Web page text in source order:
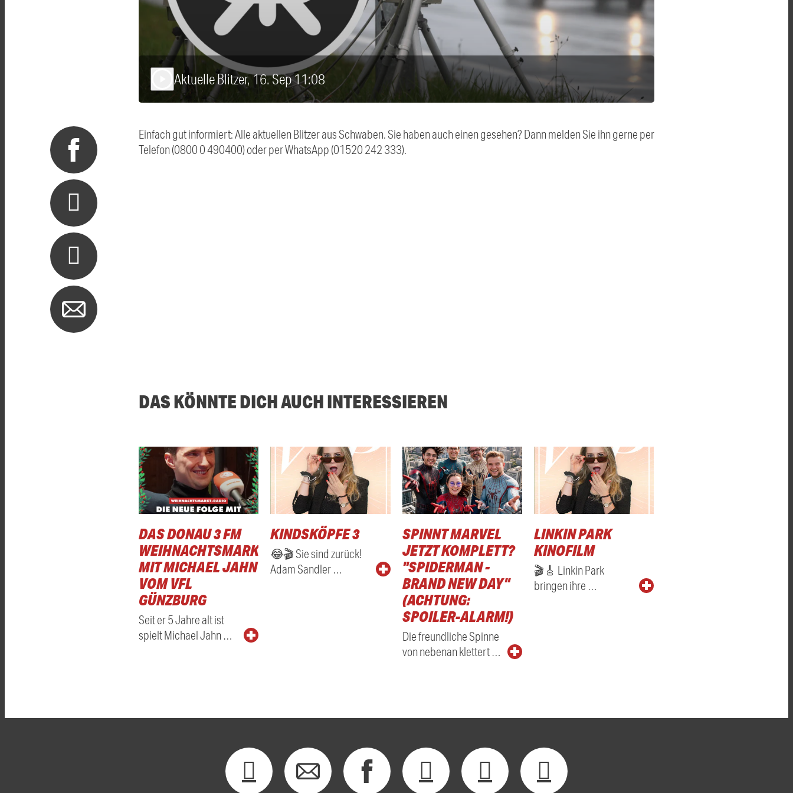
Aktuelle Blitzer, 16. Sep 11:08
Einfach gut informiert: Alle aktuellen Blitzer aus Schwaben. Sie haben auch einen gesehen? Dann melden Sie ihn gerne per
Telefon (0800 0 490400) oder per WhatsApp (01520 242 333).
DAS KÖNNTE DICH AUCH INTERESSIEREN
DAS DONAU 3 FM
WEIHNACHTSMARKTRADIO
MIT MICHAEL JAHN
VOM VFL
GÜNZBURG
Seit er 5 Jahre alt ist
spielt Michael Jahn …
KINDSKÖPFE 3
😂🎬 Sie sind zurück!
Adam Sandler …
SPINNT MARVEL
JETZT KOMPLETT?
"SPIDERMAN -
BRAND NEW DAY"
(ACHTUNG:
SPOILER-ALARM!)
Die freundliche Spinne
von nebenan klettert …
LINKIN PARK
KINOFILM
🎬🎸 Linkin Park
bringen ihre …